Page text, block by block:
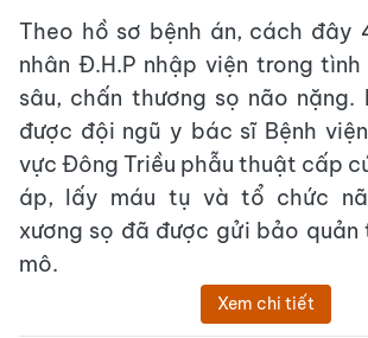
Theo hồ sơ bệnh án, cách đây
nhân Đ.H.P nhập viện trong
sâu, chấn thương sọ não nặng.
được đội ngũ y bác sĩ Bệnh
vực Đông Triều phẫu thuật cấp
áp, lấy máu tụ và tổ chức
xương sọ đã được gửi bảo quản
mô.
Xem chi tiết